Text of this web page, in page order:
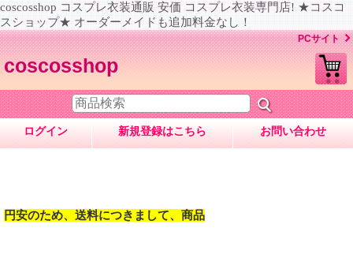
coscosshop コスプレ衣装通販 安価 コスプレ衣装専門店! ★コスコ
スショップ★ オーダーメイドも追加料金なし！
PCサイト
coscosshop
ログイン 新規登録はこちら お問い合わせ
円安のため、送料につきまして、商品